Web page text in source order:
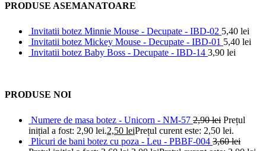
PRODUSE ASEMANATOARE
Invitatii botez Minnie Mouse - Decupate - IBD-02 5,40 lei
Invitatii botez Mickey Mouse - Decupate - IBD-01 5,40 lei
Invitatii botez Baby Boss - Decupate - IBD-14 3,90 lei
PRODUSE NOI
Numere de masa botez - Unicorn - NM-57 2,90lei Prețul
inițial a fost: 2,90 lei.2,50 leiPrețul curent este: 2,50 lei.
Plicuri de bani botez cu poza - Leu - PBBF-004 3,60lei